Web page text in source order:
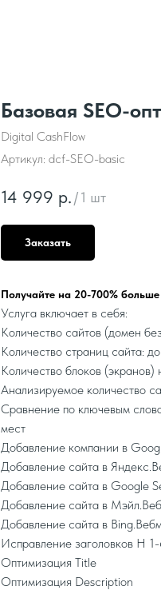
Базовая SEO-
Digital CashFlow
Артикул: dcf-SEO-basic
14 999 р. /1 шт
Заказать
Получайте на 20-700% больше
Услуга включает в себя:
Количество сайтов (домен
Количество страниц сайта:
Количество блоков
Анализируемое количество
Сравнение по ключевым
мест
Добавление компании в
Добавление сайта в
Добавление сайта в Google
Добавление сайта в
Добавление сайта в
Исправление заголовков H
Оптимизация Title
Оптимизация Description